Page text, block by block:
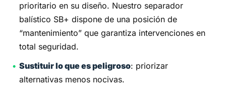
prioritario en su diseño. Nuestro separador
balístico SB+ dispone de una posición de
“mantenimiento” que garantiza intervenciones en
total seguridad.
Sustituir lo que es peligroso: priorizar
alternativas menos nocivas.